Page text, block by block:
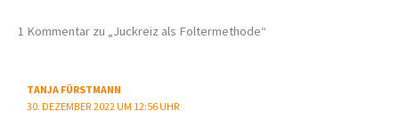
1 Kommentar zu „Juckreiz als Foltermethode“
TANJA FÜRSTMANN
30. DEZEMBER 2022 UM 12:56 UHR